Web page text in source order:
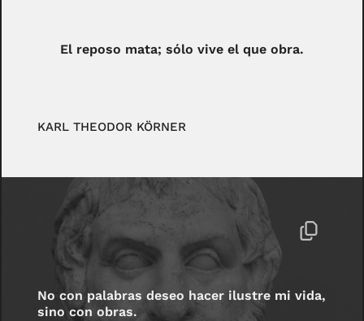
El reposo mata; sólo vive el que obra.
KARL THEODOR KÖRNER
No con palabras deseo hacer ilustre mi vida,
sino con obras.